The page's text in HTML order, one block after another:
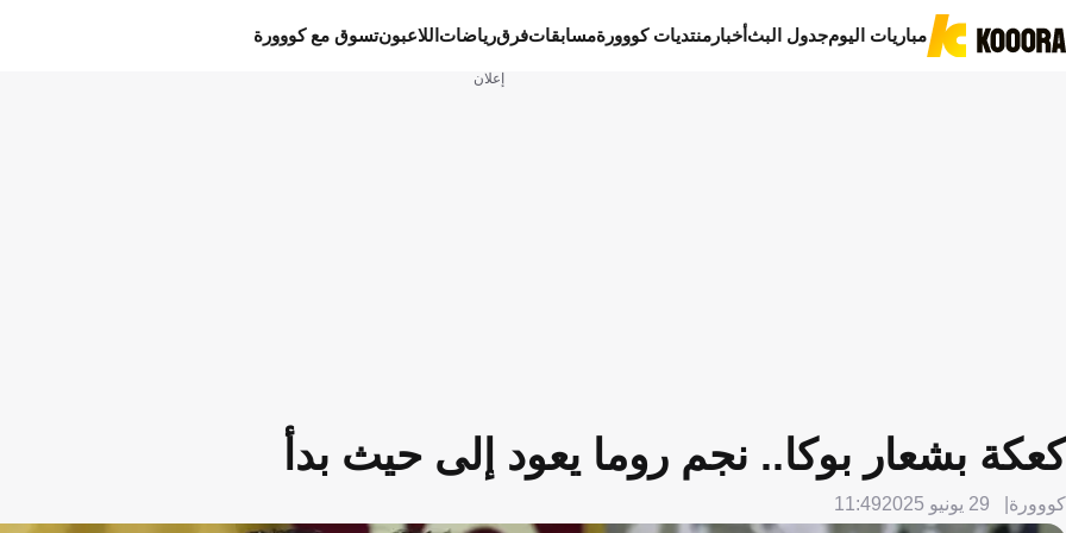
مباريات اليومجدول البثأخبار منتديات كووورةمسابقاتفرقرياضات اللاعبونتسوق مع كووورة
إعلان
كعكة بشعار بوكا.. نجم روما يعود إلى حيث بدأ
كووورة 29 يونيو 2025 11:49